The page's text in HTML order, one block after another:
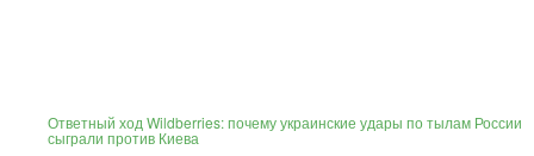
Ответный ход Wildberries: почему украинские удары по тылам России
сыграли против Киева